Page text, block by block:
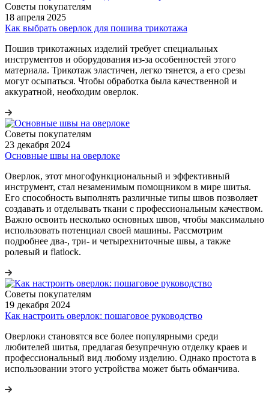
Советы покупателям
18 апреля 2025
Как выбрать оверлок для пошива трикотажа
Пошив трикотажных изделий требует специальных
инструментов и оборудования из-за особенностей этого
материала. Трикотаж эластичен, легко тянется, а его срезы
могут осыпаться. Чтобы обработка была качественной и
аккуратной, необходим оверлок.
Советы покупателям
23 декабря 2024
Основные швы на оверлоке
Оверлок, этот многофункциональный и эффективный
инструмент, стал незаменимым помощником в мире шитья.
Его способность выполнять различные типы швов позволяет
создавать и отделывать ткани с профессиональным качеством.
Важно освоить несколько основных швов, чтобы максимально
использовать потенциал своей машины. Рассмотрим
подробнее два-, три- и четырехниточные швы, а также
ролевый и flatlock.
Советы покупателям
19 декабря 2024
Как настроить оверлок: пошаговое руководство
Оверлоки становятся все более популярными среди
любителей шитья, предлагая безупречную отделку краев и
профессиональный вид любому изделию. Однако простота в
использовании этого устройства может быть обманчива.